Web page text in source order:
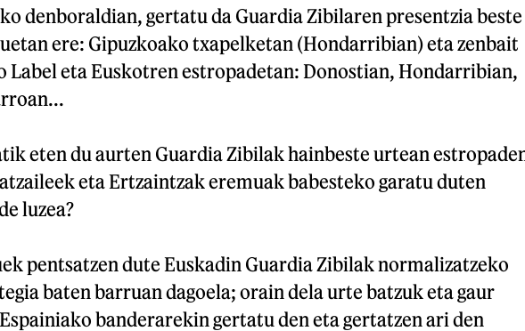
denboraldian, gertatu da Guardia Zibilaren presentzia beste
ere: Gipuzkoako txapelketan (Hondarribian) eta zenbait
Label eta Euskotren estropadetan: Donostian, Hondarribian,
eten du aurten Guardia Zibilak hainbeste urtean
eta Ertzaintzak eremuak babesteko garatu duten
luzea?
pentsatzen dute Euskadin Guardia Zibilak normalizatzeko
baten barruan dagoela; orain dela urte batzuk eta gaur
banderarekin gertatu den eta gertatzen ari den